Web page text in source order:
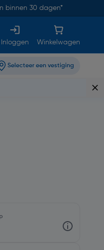
binnen 30 dagen*
Inloggen Winkelwagen
Selecteer een vestiging